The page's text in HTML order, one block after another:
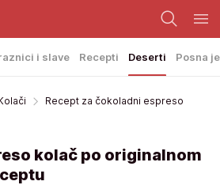
i slave Recepti Deserti Posna
Recept za čokoladni espreso
kolač po originalnom